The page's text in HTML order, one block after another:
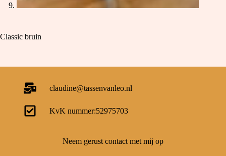
Classic bruin
claudine@tassenvanleo.nl
KvK nummer:52975703
Neem gerust contact met mij op